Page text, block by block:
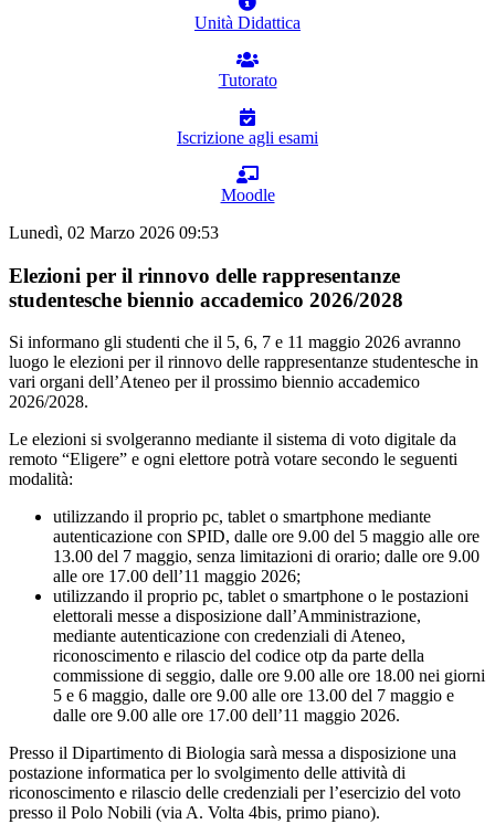
Unità Didattica
Tutorato
Iscrizione agli esami
Moodle
Lunedì, 02 Marzo 2026 09:53
Elezioni per il rinnovo delle rappresentanze
studentesche biennio accademico 2026/2028
Si informano gli studenti che il 5, 6, 7 e 11 maggio 2026 avranno
luogo le elezioni per il rinnovo delle rappresentanze studentesche in
vari organi dell’Ateneo per il prossimo biennio accademico
2026/2028.
Le elezioni si svolgeranno mediante il sistema di voto digitale da
remoto “Eligere” e ogni elettore potrà votare secondo le seguenti
modalità:
utilizzando il proprio pc, tablet o smartphone mediante
autenticazione con SPID, dalle ore 9.00 del 5 maggio alle ore
13.00 del 7 maggio, senza limitazioni di orario; dalle ore 9.00
alle ore 17.00 dell’11 maggio 2026;
utilizzando il proprio pc, tablet o smartphone o le postazioni
elettorali messe a disposizione dall’Amministrazione,
mediante autenticazione con credenziali di Ateneo,
riconoscimento e rilascio del codice otp da parte della
commissione di seggio, dalle ore 9.00 alle ore 18.00 nei giorni
5 e 6 maggio, dalle ore 9.00 alle ore 13.00 del 7 maggio e
dalle ore 9.00 alle ore 17.00 dell’11 maggio 2026.
Presso il Dipartimento di Biologia sarà messa a disposizione una
postazione informatica per lo svolgimento delle attività di
riconoscimento e rilascio delle credenziali per l’esercizio del voto
presso il Polo Nobili (via A. Volta 4bis, primo piano).